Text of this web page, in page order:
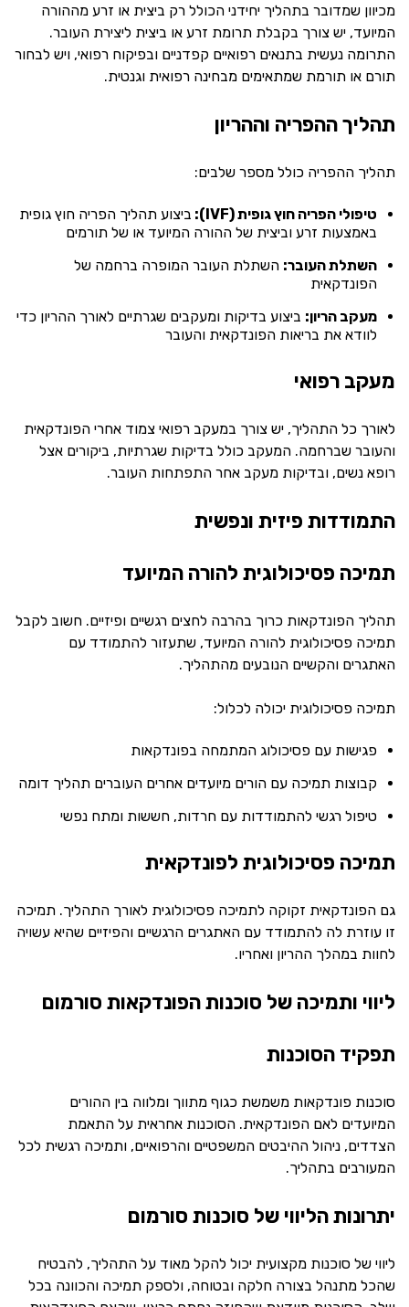
מכיוון שמדובר בתהליך יחידני הכולל רק ביצית או זרע מההורה
המיועד, יש צורך בקבלת תרומת זרע או ביצית ליצירת העובר.
התרומה נעשית בתנאים רפואיים קפדניים ובפיקוח רפואי, ויש לבחור
תורם או תורמת שמתאימים מבחינה רפואית וגנטית.
תהליך ההפריה וההריון
תהליך ההפריה כולל מספר שלבים:
טיפולי הפריה חוץ גופית (IVF):
ביצוע תהליך הפריה חוץ גופית
באמצעות זרע וביצית של ההורה המיועד או של תורמים
השתלת העובר: השתלת העובר המופרה ברחמה של
הפונדקאית
מעקב הריון: ביצוע בדיקות ומעקבים שגרתיים לאורך ההריון כדי
לוודא את בריאות הפונדקאית והעובר
מעקב רפואי
לאורך כל התהליך, יש צורך במעקב רפואי צמוד אחרי הפונדקאית
והעובר שברחמה. המעקב כולל בדיקות שגרתיות, ביקורים אצל
רופא נשים, ובדיקות מעקב אחר התפתחות העובר.
התמודדות פיזית ונפשית
תמיכה פסיכולוגית להורה המיועד
תהליך הפונדקאות כרוך בהרבה לחצים רגשיים ופיזיים. חשוב לקבל
תמיכה פסיכולוגית להורה המיועד, שתעזור להתמודד עם
האתגרים והקשיים הנובעים מהתהליך.
תמיכה פסיכולוגית יכולה לכלול:
פגישות עם פסיכולוג המתמחה בפונדקאות
קבוצות תמיכה עם הורים מיועדים אחרים העוברים תהליך דומה
טיפול רגשי להתמודדות עם חרדות, חששות ומתח נפשי
תמיכה פסיכולוגית לפונדקאית
גם הפונדקאית זקוקה לתמיכה פסיכולוגית לאורך התהליך. תמיכה
זו עוזרת לה להתמודד עם האתגרים הרגשיים והפיזיים שהיא עשויה
לחוות במהלך ההריון ואחריו.
ליווי ותמיכה של סוכנות הפונדקאות סורמום
תפקיד הסוכנות
סוכנות פונדקאות משמשת כגוף מתווך ומלווה בין ההורים
המיועדים לאם הפונדקאית. הסוכנות אחראית על התאמת
הצדדים, ניהול ההיבטים המשפטיים והרפואיים, ותמיכה רגשית לכל
המעורבים בתהליך.
יתרונות הליווי של סוכנות סורמום
ליווי של סוכנות מקצועית יכול להקל מאוד על התהליך, להבטיח
שהכל מתנהל בצורה חלקה ובטוחה, ולספק תמיכה והכוונה בכל